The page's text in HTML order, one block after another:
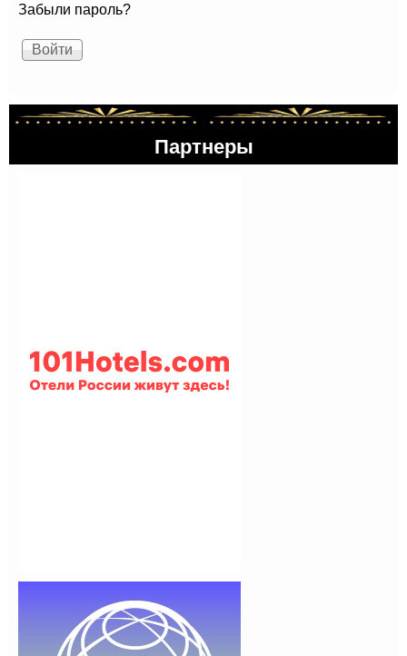
Забыли пароль?
Партнеры